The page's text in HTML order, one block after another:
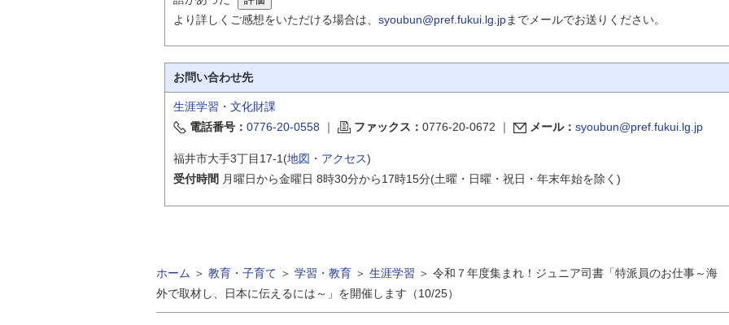
より詳しくご感想をいただける場合は、 syoubun@pref.fukui.lg.jpまでメールでお送りください。
お問い合わせ先
生涯学習・文化財課
電話番号： 0776-20-0558 ｜ ファックス： 0776-20-0672 ｜ メール： syoubun@pref.fukui.lg.jp
福井市大手3丁目17-1(地図・アクセス)
受付時間 月曜日から金曜日 8時30分から17時15分(土曜・日曜・祝日・年末年始を除く)
ホーム ＞ 教育・子育て ＞ 学習・教育 ＞ 生涯学習 ＞ 令和７年度集まれ！ジュニア司書「特派員のお仕事～海
外で取材し、日本に伝えるには～」を開催します（10/25）